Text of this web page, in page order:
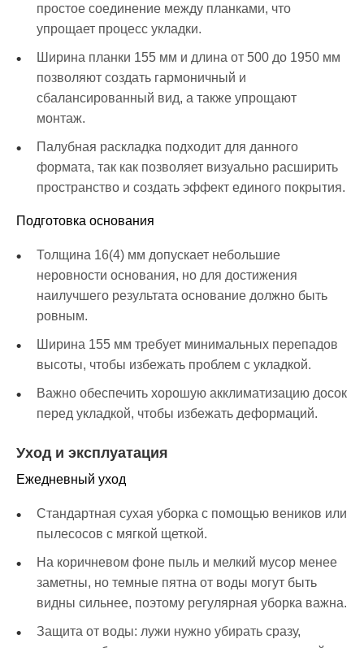
простое соединение между планками, что
упрощает процесс укладки.
Ширина планки 155 мм и длина от 500 до 1950 мм
позволяют создать гармоничный и
сбалансированный вид, а также упрощают
монтаж.
Палубная раскладка подходит для данного
формата, так как позволяет визуально расширить
пространство и создать эффект единого покрытия.
Подготовка основания
Толщина 16(4) мм допускает небольшие
неровности основания, но для достижения
наилучшего результата основание должно быть
ровным.
Ширина 155 мм требует минимальных перепадов
высоты, чтобы избежать проблем с укладкой.
Важно обеспечить хорошую акклиматизацию досок
перед укладкой, чтобы избежать деформаций.
Уход и эксплуатация
Ежедневный уход
Стандартная сухая уборка с помощью веников или
пылесосов с мягкой щеткой.
На коричневом фоне пыль и мелкий мусор менее
заметны, но темные пятна от воды могут быть
видны сильнее, поэтому регулярная уборка важна.
Защита от воды: лужи нужно убирать сразу,